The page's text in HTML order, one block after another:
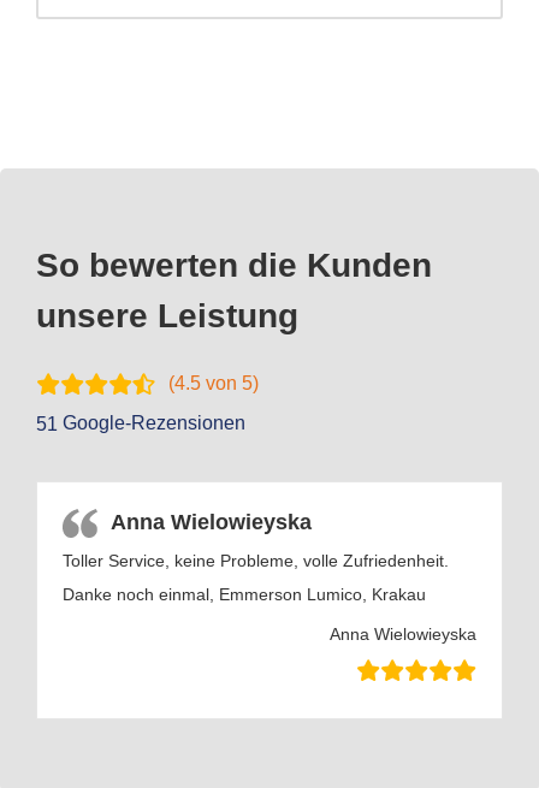
So bewerten die Kunden
unsere Leistung
(4.5 von 5)
51 Google-Rezensionen
Anna Wielowieyska
Toller Service, keine Probleme, volle Zufriedenheit.
Danke noch einmal, Emmerson Lumico, Krakau
Anna Wielowieyska